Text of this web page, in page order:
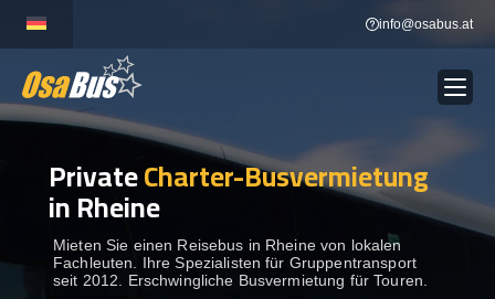
content
info@osabus.at
BUSVERMIETUNG Show dropdown
REISEZIELE Show dropdown
PrivateCharter-Busvermietung
in Rheine
Mieten Sie einen Reisebus in Rheine von lokalen
Fachleuten. Ihre Spezialisten für Gruppentransport
seit 2012. Erschwingliche Busvermietung für Touren.